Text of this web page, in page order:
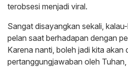
terobsesi menjadi viral.
Sangat disayangkan sekali,
pelan saat berhadapan dengan
Karena nanti, boleh jadi kita akan
pertanggungjawaban oleh